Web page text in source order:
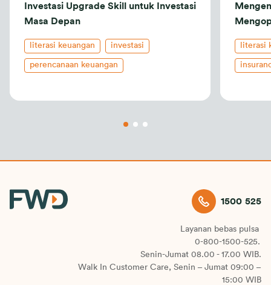
Investasi Upgrade Skill untuk Investasi
Masa Depan
literasi keuangan investasi
perencanaan keuangan
literasi
1500 525
Layanan bebas pulsa
0-800-1500-525.
Senin-Jumat 08.00 - 17.00 WIB.
Walk In Customer Care, Senin – Jumat 09:00 –
15:00 WIB